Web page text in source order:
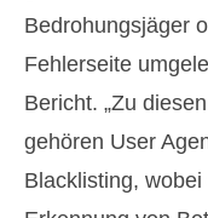
Bedrohungsjäger
Fehlerseite
Bericht. „Zu
gehören User
Blacklisting,